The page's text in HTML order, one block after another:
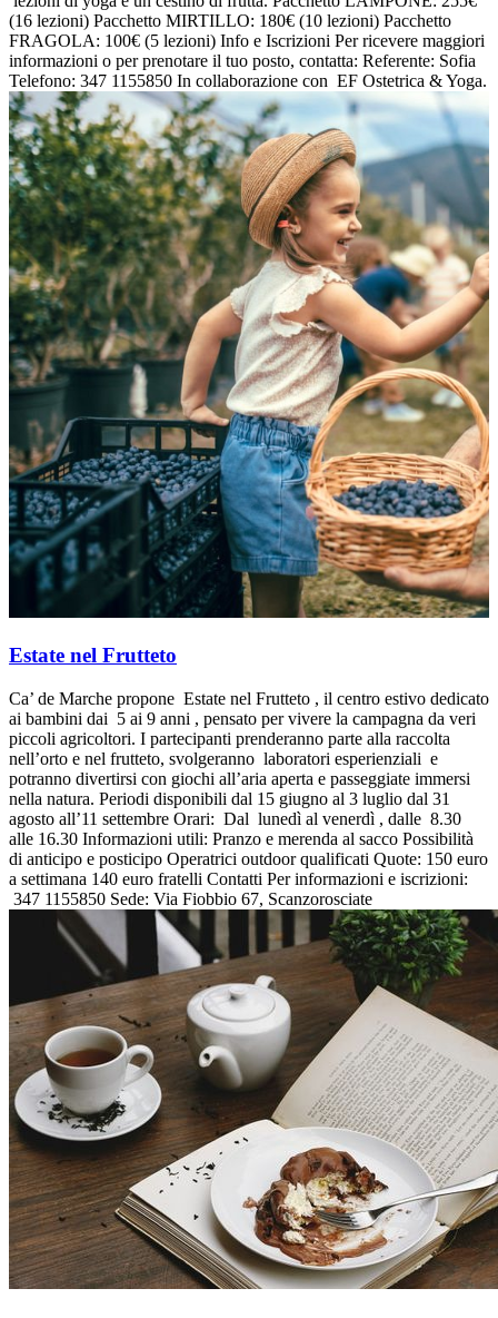
(16 lezioni) Pacchetto MIRTILLO: 180€ (10 lezioni) Pacchetto
FRAGOLA: 100€ (5 lezioni) Info e Iscrizioni Per ricevere maggiori
informazioni o per prenotare il tuo posto, contatta: Referente: Sofia
Telefono: 347 1155850 In collaborazione con EF Ostetrica & Yoga.
Estate nel Frutteto
Ca’ de Marche propone Estate nel Frutteto , il centro estivo dedicato
ai bambini dai 5 ai 9 anni , pensato per vivere la campagna da veri
piccoli agricoltori. I partecipanti prenderanno parte alla raccolta
nell’orto e nel frutteto, svolgeranno laboratori esperienziali e
potranno divertirsi con giochi all’aria aperta e passeggiate immersi
nella natura. Periodi disponibili dal 15 giugno al 3 luglio dal 31
agosto all’11 settembre Orari: Dal lunedì al venerdì , dalle 8.30
alle 16.30 Informazioni utili: Pranzo e merenda al sacco Possibilità
di anticipo e posticipo Operatrici outdoor qualificati Quote: 150 euro
a settimana 140 euro fratelli Contatti Per informazioni e iscrizioni:
347 1155850 Sede: Via Fiobbio 67, Scanzorosciate